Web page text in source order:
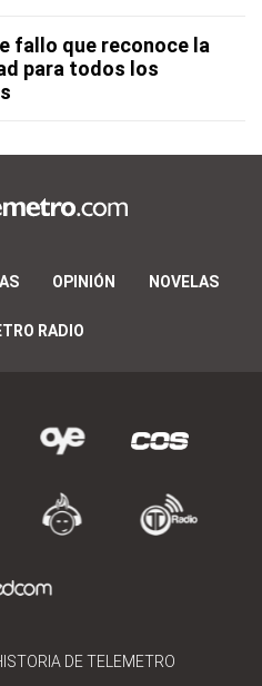
fallo que reconoce la
para todos los
OPINIÓN NOVELAS
RADIO
DE TELEMETRO